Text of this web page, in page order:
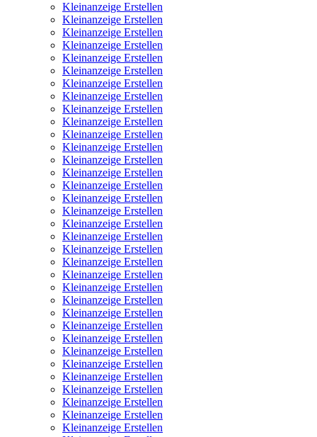
Kleinanzeige Erstellen
Kleinanzeige Erstellen
Kleinanzeige Erstellen
Kleinanzeige Erstellen
Kleinanzeige Erstellen
Kleinanzeige Erstellen
Kleinanzeige Erstellen
Kleinanzeige Erstellen
Kleinanzeige Erstellen
Kleinanzeige Erstellen
Kleinanzeige Erstellen
Kleinanzeige Erstellen
Kleinanzeige Erstellen
Kleinanzeige Erstellen
Kleinanzeige Erstellen
Kleinanzeige Erstellen
Kleinanzeige Erstellen
Kleinanzeige Erstellen
Kleinanzeige Erstellen
Kleinanzeige Erstellen
Kleinanzeige Erstellen
Kleinanzeige Erstellen
Kleinanzeige Erstellen
Kleinanzeige Erstellen
Kleinanzeige Erstellen
Kleinanzeige Erstellen
Kleinanzeige Erstellen
Kleinanzeige Erstellen
Kleinanzeige Erstellen
Kleinanzeige Erstellen
Kleinanzeige Erstellen
Kleinanzeige Erstellen
Kleinanzeige Erstellen
Kleinanzeige Erstellen